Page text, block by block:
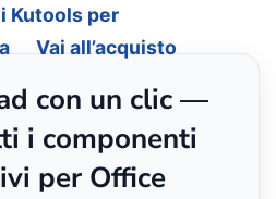
Kutools per
Vai all’acquisto
con un clic —
i componenti
per Office